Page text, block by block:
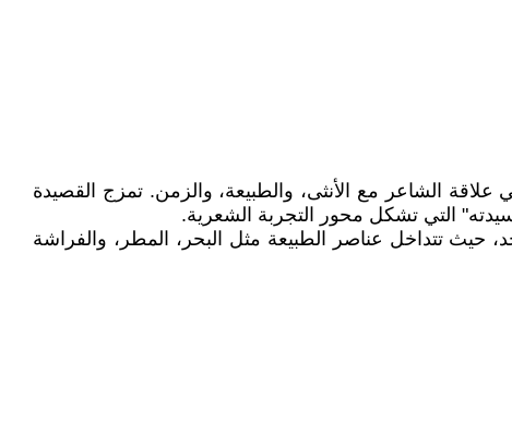
الشاعر مع الأنثى، والطبيعة، والزمن. تمزج القصيدة
التي تشكل محور التجربة الشعرية.
تتداخل عناصر الطبيعة مثل البحر، المطر، والفراشة